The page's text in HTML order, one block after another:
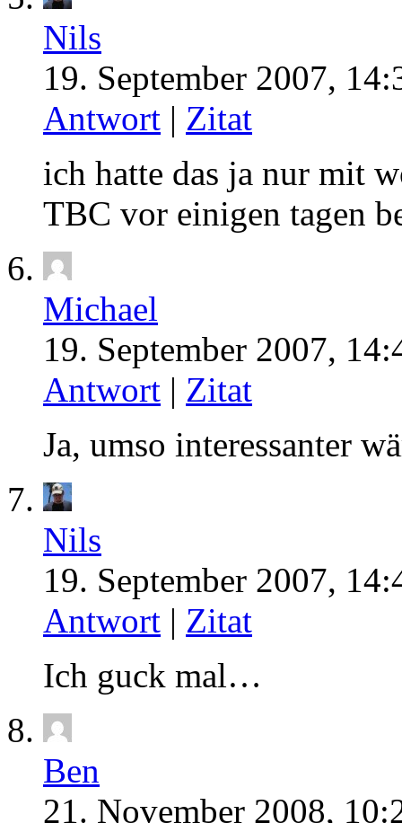
Nils
19. September 2007,
Antwort | Zitat
ich hatte das ja nur mit
TBC vor einigen tagen
Michael
19. September 2007,
Antwort | Zitat
Ja, umso interessanter
Nils
19. September 2007,
Antwort | Zitat
Ich guck mal…
Ben
21. November 2008,